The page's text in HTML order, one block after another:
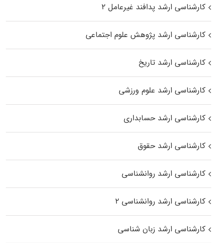
کارشناسی ارشد پدافند غیرعامل ۲
کارشناسی ارشد پژوهش علوم اجتماعی
کارشناسی ارشد تاریخ
کارشناسی ارشد علوم ورزشی
کارشناسی ارشد حسابداری
کارشناسی ارشد حقوق
کارشناسی ارشد روانشناسی
کارشناسی ارشد روانشناسی ۲
کارشناسی ارشد زبان شناسی